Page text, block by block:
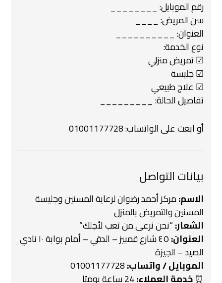
رقم الموبايل: ________
سن المريض: ____
العنوان: __________
نوع الخدمة:
☑ تمريض منزلي
☑ جليسة
☑ علاج طبيعي
تفاصيل الحالة: _________
أو ابعت على الواتساب:01001177728
بيانات التواصل
الاسم:مركز أحمد رضوان لرعاية المسنين وجليسة
المسنين والتمريض بالمنزل
الشعار:“نحن نرعى من تعب لأجلك”
العنوان:
٤٥ شارع قمبيز – الدقي – أمام بوابة ١٠ نادي
الصيد – الجيزة
الموبايل / واتساب:
⏰خدمة العملاء:24 ساعة يوميًا